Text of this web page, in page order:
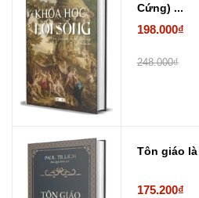
Cứng) ...
198.000₫
248.000₫
Tôn giáo
175.200₫